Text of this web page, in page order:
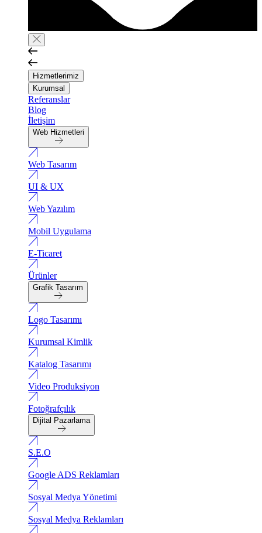
Hizmetlerimiz
Kurumsal
Referanslar
Blog
İletişim
Web Hizmetleri
Web Tasarım
UI & UX
Web Yazılım
Mobil Uygulama
E-Ticaret
Ürünler
Grafik Tasarım
Logo Tasarımı
Kurumsal Kimlik
Katalog Tasarımı
Video Produksiyon
Fotoğrafçılık
Dijital Pazarlama
S.E.O
Google ADS Reklamları
Sosyal Medya Yönetimi
Sosyal Medya Reklamları